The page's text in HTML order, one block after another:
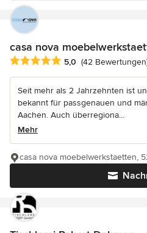
casa nova
Durchschnittliche Bewertung: 5
5,0 (42
Seit mehr als 2 Jahrzehnten ist
bekannt für passgenauen und
Aachen. Auch überregiona...
Mehr
casa nova moebelwerkstaetten,